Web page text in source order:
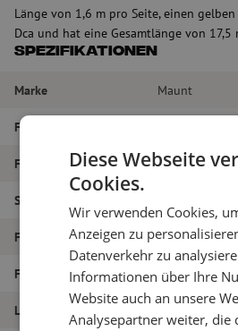
Länge von 1,6 m pro Seite, einen
Dca und hat eine Gesamtlänge von 17,5
Spezifikationen
Marke Maunt
Fasertyp
Farbe Gelb
Steckertyp
Faser-Typ G.657A1
Faseranzahl 48
Länge
Diese Webseite
Cookies.
Wir verwenden Cookies,
Anzeigen zu
Datenverkehr zu
Informationen über Ihre
Website auch an unsere
Analysepartner weiter, die